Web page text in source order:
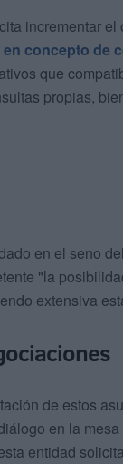
incrementar
en concepto de
que
propias,
en el seno
"la
extensiva
de estos
en la
entidad